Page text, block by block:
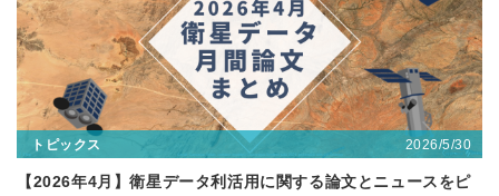
トピックス 2026/5/30
【2026年4月】衛星データ利活用に関する論文とニュースをピ